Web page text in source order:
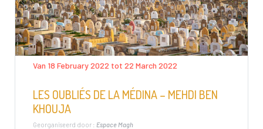
Van 18 February 2022 tot 22 March 2022
LES OUBLIÉS DE LA MÉDINA – MEHDI BEN
KHOUJA
Georganiseerd door : Espace Magh